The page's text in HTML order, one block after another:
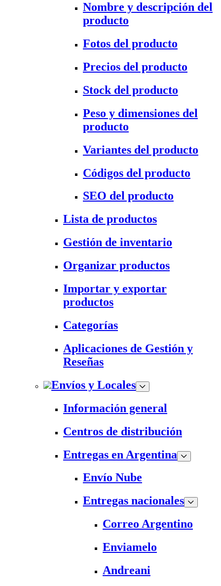
Nombre y descripción del
producto
Fotos del producto
Precios del producto
Stock del producto
Peso y dimensiones del
producto
Variantes del producto
Códigos del producto
SEO del producto
Lista de productos
Gestión de inventario
Organizar productos
Importar y exportar
productos
Categorías
Aplicaciones de Gestión y
Reseñas
Envíos y Locales
Información general
Centros de distribución
Entregas en Argentina
Envío Nube
Entregas nacionales
Correo Argentino
Enviamelo
Andreani